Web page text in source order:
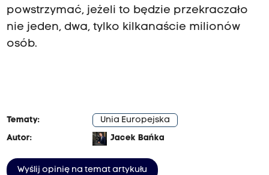
powstrzymać, jeżeli to będzie przekraczało
nie jeden, dwa, tylko kilkanaście milionów
osób.
Tematy:
Unia Europejska
Autor:
Jacek Bańka
Wyślij opinię na temat artykułu